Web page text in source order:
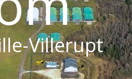
Villerupt